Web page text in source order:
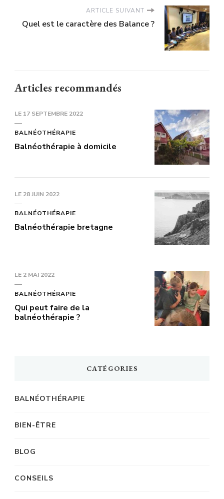
ARTICLE SUIVANT
Quel est le caractère des Balance ?
Articles recommandés
LE 17 SEPTEMBRE 2022
BALNÉOTHÉRAPIE
Balnéothérapie à domicile
LE 28 JUIN 2022
BALNÉOTHÉRAPIE
Balnéothérapie bretagne
LE 2 MAI 2022
BALNÉOTHÉRAPIE
Qui peut faire de la
balnéothérapie ?
CATÉGORIES
BALNÉOTHÉRAPIE
BIEN-ÊTRE
BLOG
CONSEILS